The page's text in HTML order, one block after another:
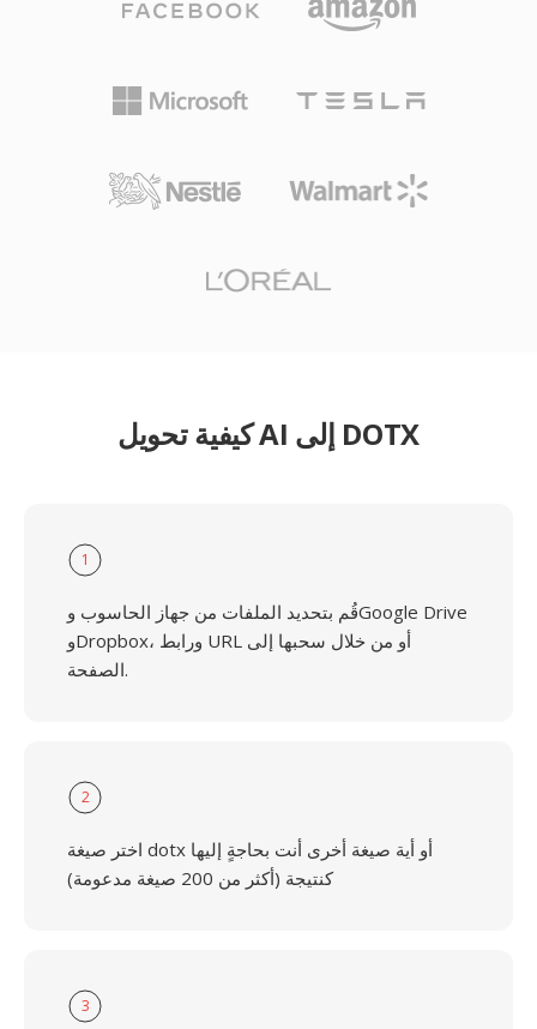
كيفية تحويل AI إلى DOTX
1
قُم بتحديد الملفات من جهاز الحاسوب وGoogle Drive
وDropbox، ورابط URL أو من خلال سحبها إلى
الصفحة.
2
اختر صيغة dotx أو أية صيغة أخرى أنت بحاجةٍ إليها
كنتيجة (أكثر من 200 صيغة مدعومة)
3